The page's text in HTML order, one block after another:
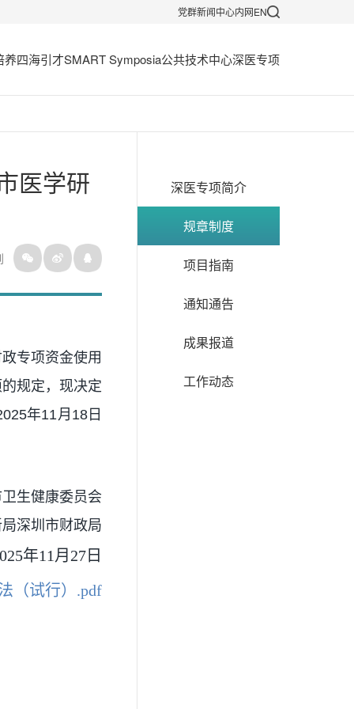
党群新闻中心内网EN
养四海引才SMART Symposia公共技术中心深医专项
医学研
专项资金使用
规定，现决定
年11月18日
生健康委员会
深圳市财政局
年11月27日
（试行）.pdf
深医专项简介
规章制度
项目指南
通知通告
成果报道
工作动态